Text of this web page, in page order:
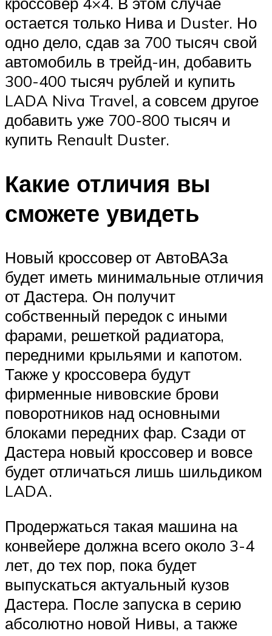
остается только Нива и Duster. Но
одно дело, сдав за 700 тысяч свой
автомобиль в трейд-ин, добавить
300-400 тысяч рублей и купить
LADA Niva Travel, а совсем другое
добавить уже 700-800 тысяч и
купить Renault Duster.
Какие отличия вы
сможете увидеть
Новый кроссовер от АвтоВАЗа
будет иметь минимальные отличия
от Дастера. Он получит
собственный передок с иными
фарами, решеткой радиатора,
передними крыльями и капотом.
Также у кроссовера будут
фирменные нивовские брови
поворотников над основными
блоками передних фар. Сзади от
Дастера новый кроссовер и вовсе
будет отличаться лишь шильдиком
LADA.
Продержаться такая машина на
конвейере должна всего около 3-4
лет, до тех пор, пока будет
выпускаться актуальный кузов
Дастера. После запуска в серию
абсолютно новой Нивы, а также